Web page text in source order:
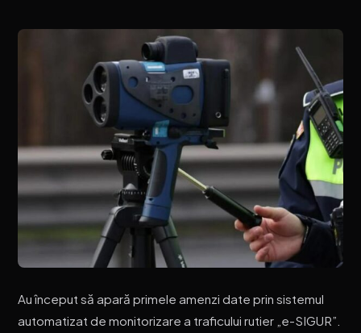
Au început să apară primele amenzi date prin sistemul
automatizat de monitorizare a traficului rutier „e-SIGUR”.